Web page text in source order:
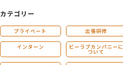
カテゴリー
プライベート 出張研修
インターン ビーラブカンパニーに
ついて